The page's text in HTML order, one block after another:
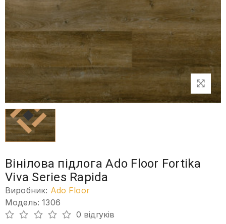
Вінілова підлога Ado Floor Fortika
Viva Series Rapida
Виробник: Ado Floor
Модель: 1306
0 відгуків